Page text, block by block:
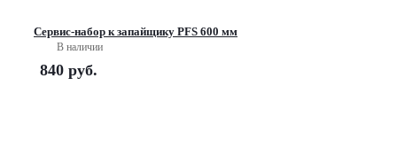
Сервис-набор к запайщику PFS 600 мм
В наличии
840 руб.